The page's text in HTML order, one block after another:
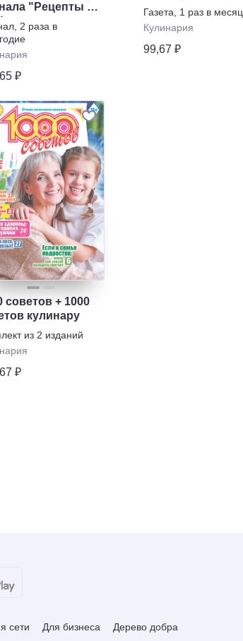
"Рецепты на
, 2 раза в
₽
Газета
1 раз в месяц
Кулинария
99,67 ₽
советов + 1000
кулинару
из 2 изданий
₽
сети Для бизнеса Дерево добра